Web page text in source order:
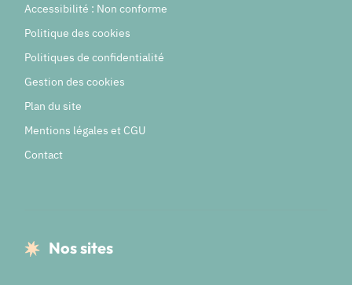
Accessibilité : Non conforme
Politique des cookies
Politiques de confidentialité
Gestion des cookies
Plan du site
Mentions légales et CGU
Contact
Nos sites